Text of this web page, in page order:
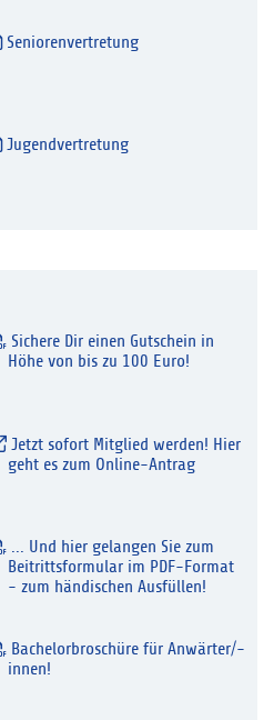
Seniorenvertretung
Jugendvertretung
Sichere Dir einen Gutschein in
Höhe von bis zu 100 Euro!
Jetzt sofort Mitglied werden! Hier
geht es zum Online-Antrag
... Und hier gelangen Sie zum
Beitrittsformular im PDF-Format
- zum händischen Ausfüllen!
Bachelorbroschüre für Anwärter/-
innen!